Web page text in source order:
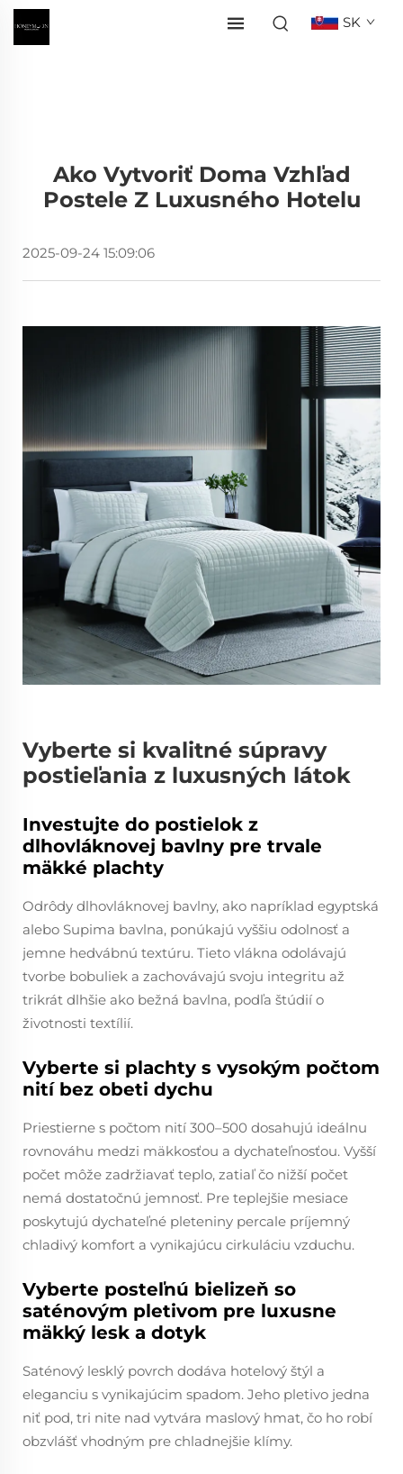
SK
Ako Vytvoriť Doma Vzhľad
Postele Z Luxusného Hotelu
2025-09-24 15:09:06
Vyberte si kvalitné súpravy
postieľania z luxusných látok
Investujte do postielok z
dlhovláknovej bavlny pre trvale
mäkké plachty
Odrôdy dlhovláknovej bavlny, ako napríklad egyptská
alebo Supima bavlna, ponúkajú vyššiu odolnosť a
jemne hedvábnú textúru. Tieto vlákna odolávajú
tvorbe bobuliek a zachovávajú svoju integritu až
trikrát dlhšie ako bežná bavlna, podľa štúdií o
životnosti textílií.
Vyberte si plachty s vysokým počtom
nití bez obeti dychu
Priestierne s počtom nití 300–500 dosahujú ideálnu
rovnováhu medzi mäkkosťou a dychateľnosťou. Vyšší
počet môže zadržiavať teplo, zatiaľ čo nižší počet
nemá dostatočnú jemnosť. Pre teplejšie mesiace
poskytujú dychateľné pleteniny percale príjemný
chladivý komfort a vynikajúcu cirkuláciu vzduchu.
Vyberte posteľnú bielizeň so
saténovým pletivom pre luxusne
mäkký lesk a dotyk
Saténový lesklý povrch dodáva hotelový štýl a
eleganciu s vynikajúcim spadom. Jeho pletivo jedna
niť pod, tri nite nad vytvára maslový hmat, čo ho robí
obzvlášť vhodným pre chladnejšie klímy.